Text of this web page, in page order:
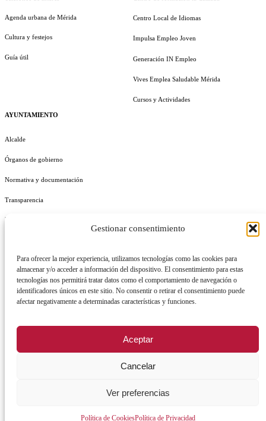
Gestionar consentimiento
Para ofrecer la mejor experiencia, utilizamos tecnologías como las cookies para
almacenar y/o acceder a información del dispositivo. El consentimiento para estas
tecnologías nos permitirá tratar datos como el comportamiento de navegación o
identificadores únicos en este sitio. No consentir o retirar el consentimiento puede
afectar negativamente a determinadas características y funciones.
Aceptar
Cancelar
Ver preferencias
Política de CookiesPolítica de Privacidad
Agenda urbana de Mérida
Cultura y festejos
Guía útil
AYUNTAMIENTO
Alcalde
Órganos de gobierno
Normativa y documentación
Transparencia
Perfil del contratante
Identidad Corporativa
Centro Local de Idiomas
Impulsa Empleo Joven
Generación IN Empleo
Vives Emplea Saludable Mérida
Cursos y Actividades
AVISO LEGAL
POLÍTICA DE SEGURIDAD